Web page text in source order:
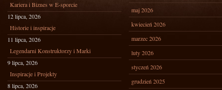
Kariera i Biznes w E-sporcie
12 lipca, 2026
Historie i inspiracje
11 lipca, 2026
Legendarni Konstruktorzy i Marki
9 lipca, 2026
Inspiracje i Projekty
8 lipca, 2026
maj 2026
kwiecień 2026
marzec 2026
luty 2026
styczeń 2026
grudzień 2025